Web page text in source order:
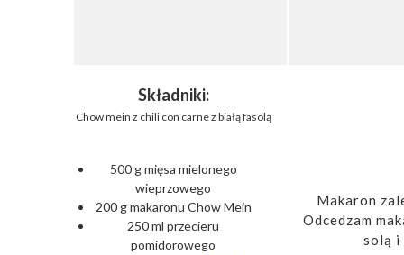
Składniki:
Chow mein z chili con carne z białą fasolą
500 g mięsa mielonego
wieprzowego
200 g makaronu Chow Mein
250 ml przecieru
pomidorowego
Makaron
Odcedzam
solą i